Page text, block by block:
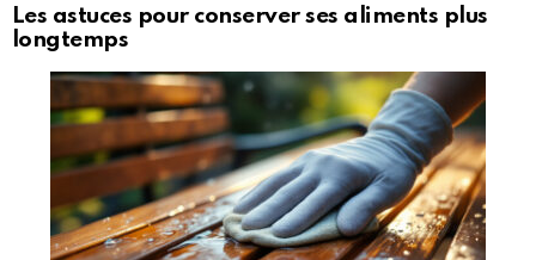
Les astuces pour conserver ses aliments plus
longtemps